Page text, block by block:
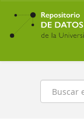
Ir
contenido
principal
Buscar